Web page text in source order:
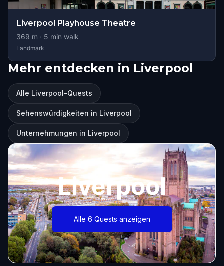
Liverpool Playhouse Theatre
369 m · 5 min walk
Landmark
Mehr entdecken in Liverpool
Alle Liverpool-Quests
Sehenswürdigkeiten in Liverpool
Unternehmungen in Liverpool
Liverpool
Alle 6 Quests anzeigen